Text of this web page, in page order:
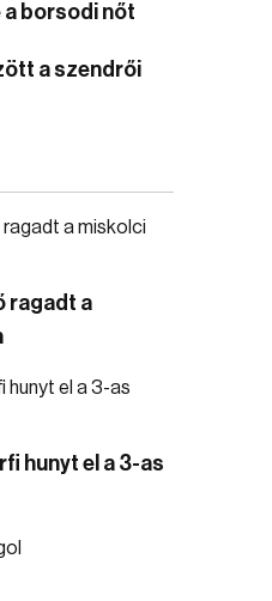
borsodi nőt
a szendrői
ragadt a
hunyt el a 3-as